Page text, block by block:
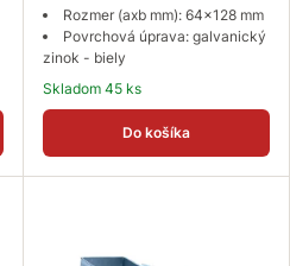
Rozmer (axb mm): 64x128 mm
Povrchová úprava: galvanický
zinok - biely
Skladom 45 ks
Do košíka